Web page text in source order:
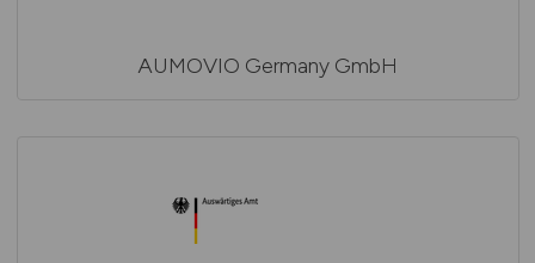
AUMOVIO Germany GmbH